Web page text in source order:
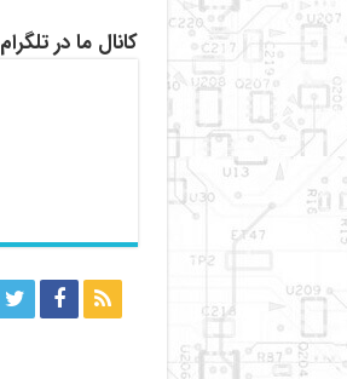
کانال ما در تلگرام